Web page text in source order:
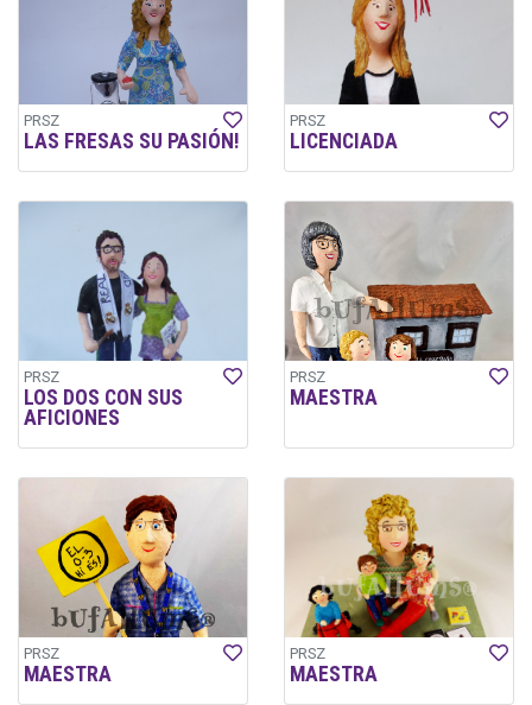
PRSZ
LAS FRESAS SU PASIÓN!
PRSZ
LICENCIADA
PRSZ
LOS DOS CON SUS
AFICIONES
PRSZ
MAESTRA
PRSZ
MAESTRA
PRSZ
MAESTRA